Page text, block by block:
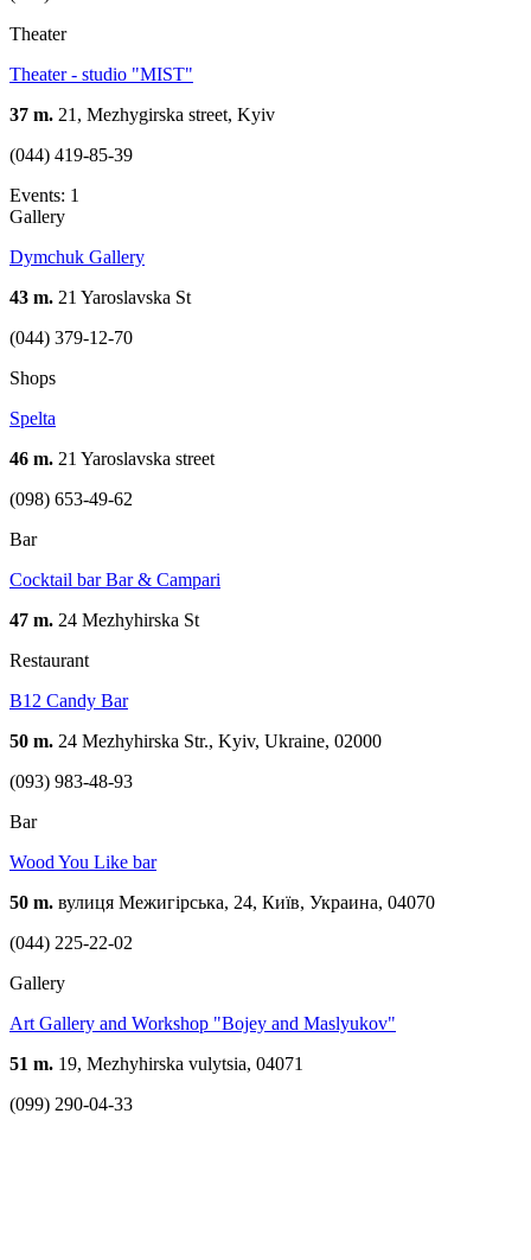
Theater
Theater - studio "MIST"
37 m. 21, Mezhygirska street, Kyiv
(044) 419-85-39
Events: 1
Gallery
Dymchuk Gallery
43 m. 21 Yaroslavska St
(044) 379-12-70
Shops
Spelta
46 m. 21 Yaroslavska street
(098) 653-49-62
Bar
Cocktail bar Bar & Campari
47 m. 24 Mezhyhirska St
Restaurant
B12 Candy Bar
50 m. 24 Mezhyhirska Str., Kyiv, Ukraine, 02000
(093) 983-48-93
Bar
Wood You Like bar
50 m. вулиця Межигірська, 24, Київ, Украина, 04070
(044) 225-22-02
Gallery
Art Gallery and Workshop "Bojey and Maslyukov"
51 m. 19, Mezhyhirska vulytsia, 04071
(099) 290-04-33